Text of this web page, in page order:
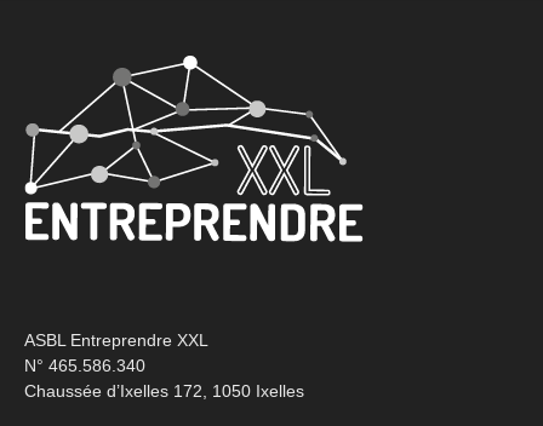
ASBL Entreprendre XXL
N° 465.586.340
Chaussée d’Ixelles 172, 1050 Ixelles